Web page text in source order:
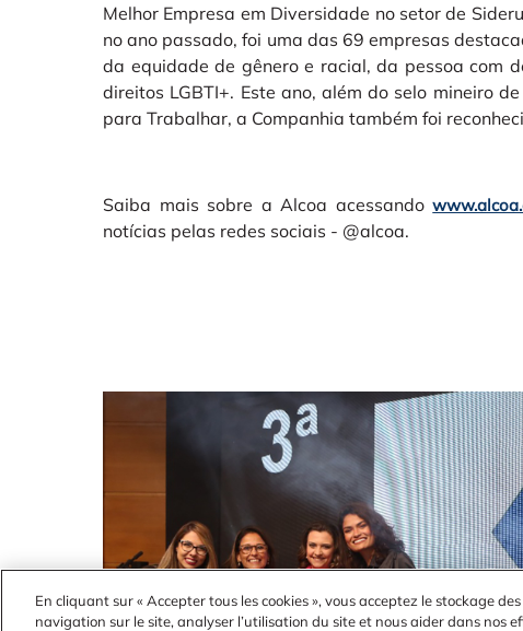
Melhor Empresa em Diversidade no setor de
no ano passado, foi uma das 69 empresas
da equidade de gênero e racial, da pessoa com
direitos LGBTI+. Este ano, além do selo mineiro
para Trabalhar, a Companhia também foi
Saiba mais sobre a Alcoa acessando
notícias pelas redes sociais - @alcoa.
En cliquant sur « Accepter tous les cookies », vous acceptez le stockage
navigation sur le site, analyser l’utilisation du site et nous aider dans nos